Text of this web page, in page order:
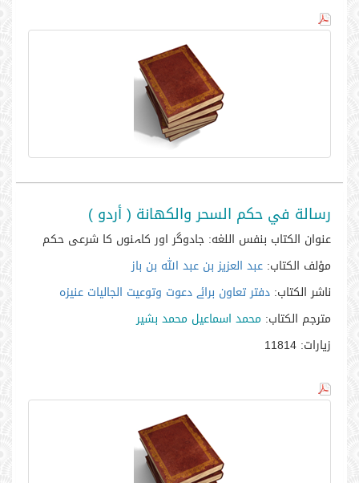
رسالة في حكم السحر والكهانة ( أردو )
عنوان الكتاب بنفس اللغه: جادوگر اور کاہنوں کا شرعی حکم
مؤلف الكتاب: عبد العزيز بن عبد الله بن باز
ناشر الكتاب: دفتر تعاون برائے دعوت وتوعیت الجالیات عنيزہ
مترجم الكتاب: محمد اسماعيل محمد بشير
زيارات: